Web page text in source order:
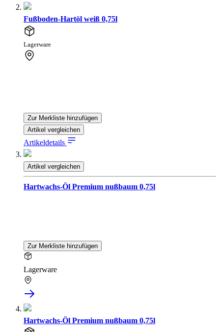
Fußboden-Hartöl weiß 0,75l
Lagerware
Zur Merkliste hinzufügen
Artikel vergleichen
Artikeldetails
Artikel vergleichen
Hartwachs-Öl Premium nußbaum 0,75l
Zur Merkliste hinzufügen
Lagerware
Hartwachs-Öl Premium nußbaum 0,75l